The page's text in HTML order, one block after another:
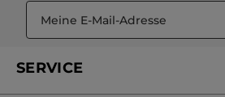
SERVICE